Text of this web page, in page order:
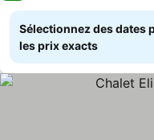
Sélectionnez des dates
les prix exacts